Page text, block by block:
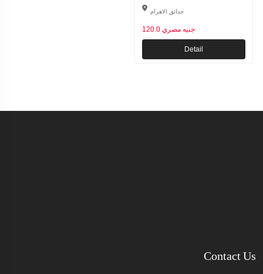
حدائق الاهرام
120.0 جنيه مصري
Detail
Contact Us